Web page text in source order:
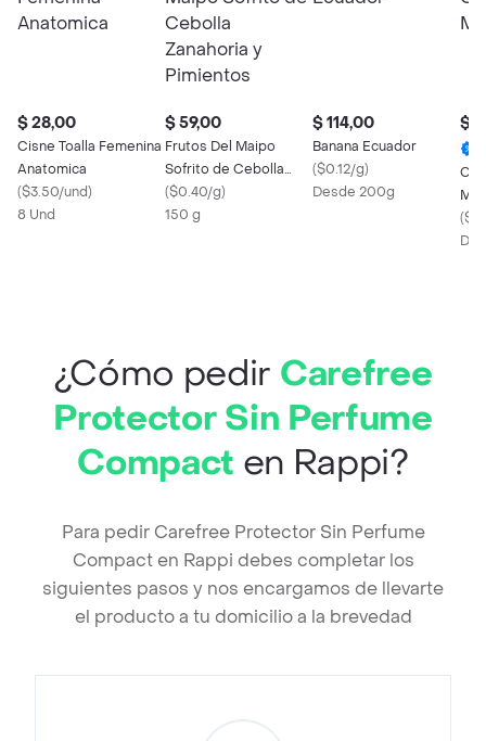
$ 28,00
Cisne Toalla Femenina
Anatomica
($3.50/und)
8 Und
$ 59,00
Frutos Del Maipo
Sofrito de Cebolla
Zanahoria y Pimientos
($0.40/g)
150 g
$ 114,00
Banana Ecuador
($0.12/g)
Desde 200g
$
(
¿Cómo pedir Carefree
Protector Sin Perfume
Compact en Rappi?
Para pedir Carefree Protector Sin Perfume
Compact en Rappi debes completar los
siguientes pasos y nos encargamos de llevarte
el producto a tu domicilio a la brevedad